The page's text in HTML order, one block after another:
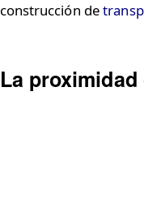
construcción de
La